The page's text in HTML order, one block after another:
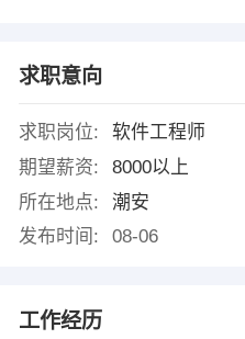
求职意向
求职岗位:
软件工程师
期望薪资:
8000以上
所在地点:
潮安
发布时间:
08-06
工作经历